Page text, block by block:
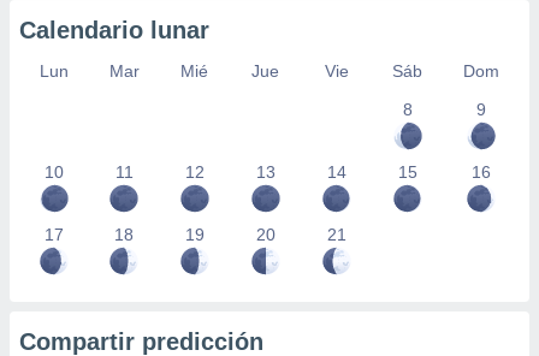
Calendario lunar
Lun Mar Mié Jue Vie Sáb
Dom
8
9
10 11 12 13 14 15 16
17 18 19 20 21
Compartir predicción